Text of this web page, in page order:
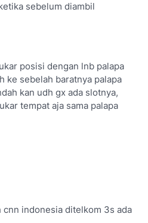
sebelum diambil
posisi dengan lnb palapa
ke sebelah baratnya palapa
kan udh gx ada slotnya,
tempat aja sama palapa
cnn indonesia ditelkom 3s ada